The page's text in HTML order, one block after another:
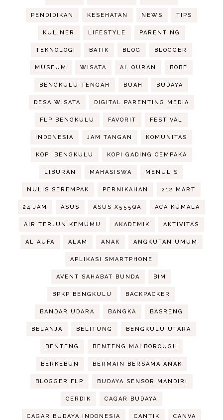
PENDIDIKAN KESEHATAN NEWS TIPS
KULINER LIFESTYLE PARENTING
TEKNOLOGI BATIK BLOG BLOGGER
MUSEUM WISATA AL QURAN BOBE
BENGKULU TENGAH BUAH BUDAYA
DESA WISATA DIGITAL PARENTING MEDIA
FLP BENGKULU FAVORIT FESTIVAL
INDONESIA JAM TANGAN KOMUNITAS
KOPI BENGKULU KOPI GADING CEMPAKA
LIBURAN MAHASISWA MENULIS
NULIS SEREMPAK PERNIKAHAN 212 MART
24 JAM ASUS ASUS X555QA ACA KUMALA
AIR TERJUN KEMUMU AKADEMIK AKTIVITAS
AL AUFA ALAM ANAK ANGKUTAN UMUM
APLIKASI SMARTPHONE
AVENT SAHABAT BUNDA BIM
BPKP BENGKULU BACKPACKER
BANDAR UDARA BANGKA BASRENG
BELANJA BELITUNG BENGKULU UTARA
BENTENG BENTENG MALBOROUGH
BERKEBUN BERMAIN BERSAMA ANAK
BLOGGER FLP BUDAYA SENSOR MANDIRI
CERDIK CAGAR BUDAYA
CAGAR BUDAYA INDONESIA CANTIK CANVA